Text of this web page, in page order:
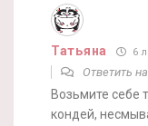
Татьяна 6
Ответить на
Возьмите себе
кондей,